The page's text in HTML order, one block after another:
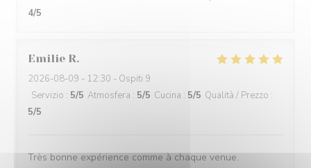
4/5
Emilie R
2026-08-09 - 12:30 - Ospiti 9
Servizio : 5/5 Atmosfera : 5/5 Cucina : 5/5 Qualità / Prezzo :
5/5
Très bonne expérience comme à chaque venue.